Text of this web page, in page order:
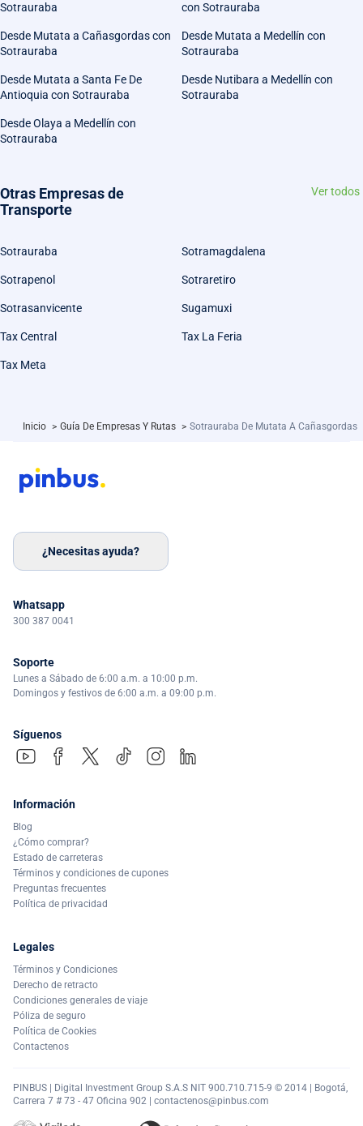
Sotrauraba
con Sotrauraba
Desde Mutata a Cañasgordas con
Sotrauraba
Desde Mutata a Medellín con
Sotrauraba
Desde Mutata a Santa Fe De
Antioquia con Sotrauraba
Desde Nutibara a Medellín con
Sotrauraba
Desde Olaya a Medellín con
Sotrauraba
Otras Empresas de
Transporte
Ver todos
Sotrauraba Sotramagdalena
Sotrapenol Sotraretiro
Sotrasanvicente Sugamuxi
Tax Central Tax La Feria
Tax Meta
Inicio > Guía De Empresas Y Rutas > Sotrauraba De Mutata A Cañasgordas
¿Necesitas ayuda?
Whatsapp
300 387 0041
Soporte
Lunes a Sábado de 6:00 a.m. a 10:00 p.m.
Domingos y festivos de 6:00 a.m. a 09:00 p.m.
Síguenos
Información
Blog
¿Cómo comprar?
Estado de carreteras
Términos y condiciones de cupones
Preguntas frecuentes
Política de privacidad
Legales
Términos y Condiciones
Derecho de retracto
Condiciones generales de viaje
Póliza de seguro
Política de Cookies
Contactenos
PINBUS | Digital Investment Group S.A.S NIT 900.710.715-9 © 2014 | Bogotá,
Carrera 7 # 73 - 47 Oficina 902 | contactenos@pinbus.com